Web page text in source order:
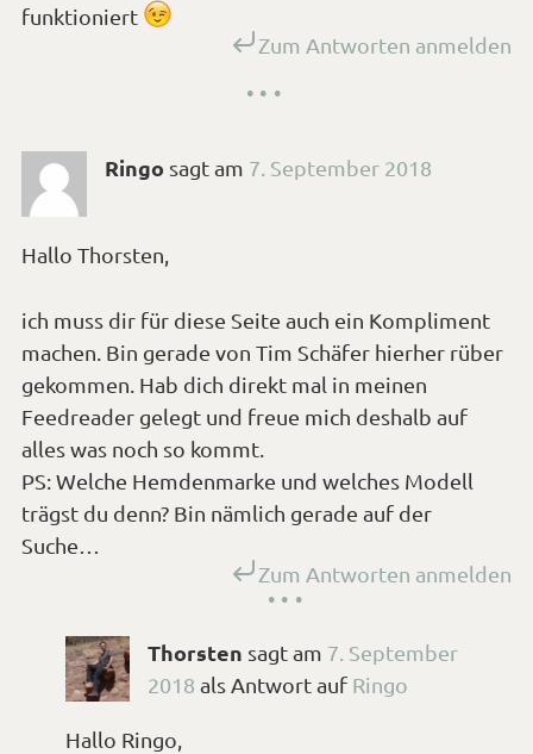
funktioniert *Smiley
zwinkern*
Zum Antworten anmelden
Ringo sagt am 7. September 2018
Hallo Thorsten,
ich muss dir für diese Seite auch ein Kompliment
machen. Bin gerade von Tim Schäfer hierher rüber
gekommen. Hab dich direkt mal in meinen
Feedreader gelegt und freue mich deshalb auf
alles was noch so kommt.
PS: Welche Hemdenmarke und welches Modell
trägst du denn? Bin nämlich gerade auf der
Suche…
Zum Antworten anmelden
Thorsten sagtam 7. September
2018 als Antwort auf Ringo
Hallo Ringo,